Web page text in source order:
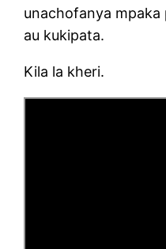
unachofanya mpaka
au kukipata.
Kila la kheri.